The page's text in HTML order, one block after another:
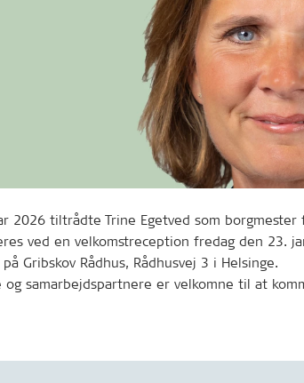
2026 tiltrådte Trine Egetved som borgmester
ved en velkomstreception fredag den 23.
Gribskov Rådhus, Rådhusvej 3 i Helsinge.
og samarbejdspartnere er velkomne til at